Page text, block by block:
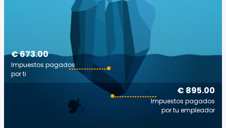
€ 895.00
Impuestos pagados
por tu empleador
€ 673.00
Impuestos pagados
por ti